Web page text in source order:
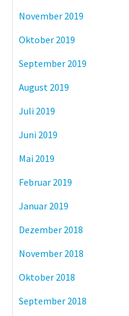
November 2019
Oktober 2019
September 2019
August 2019
Juli 2019
Juni 2019
Mai 2019
Februar 2019
Januar 2019
Dezember 2018
November 2018
Oktober 2018
September 2018